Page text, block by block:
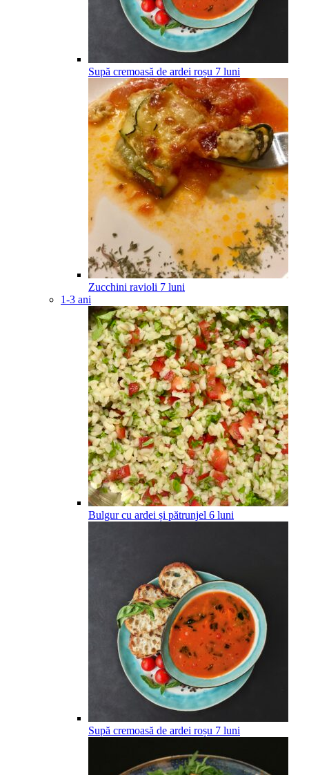
Supă cremoasă de ardei roșu 7 luni
Zucchini ravioli 7 luni
1-3 ani
Bulgur cu ardei și pătrunjel 6 luni
Supă cremoasă de ardei roșu 7 luni